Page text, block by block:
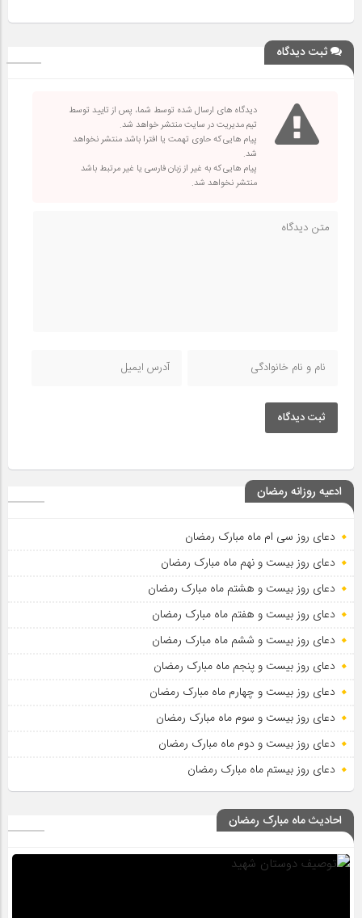
ثبت دیدگاه
دیدگاه های ارسال شده توسط شما، پس از تایید توسط
تیم مدیریت در سایت منتشر خواهد شد.
پیام هایی که حاوی تهمت یا افترا باشد منتشر نخواهد
شد.
پیام هایی که به غیر از زبان فارسی یا غیر مرتبط باشد
منتشر نخواهد شد.
ثبت دیدگاه
ادعیه روزانه رمضان
دعای روز سی ام ماه مبارک رمضان
دعای روز بیست و نهم ماه مبارک رمضان
دعای روز بیست و هشتم ماه مبارک رمضان
دعای روز بیست و هفتم ماه مبارک رمضان
دعای روز بیست و ششم ماه مبارک رمضان
دعای روز بیست و پنجم ماه مبارک رمضان
دعای روز بیست و چهارم ماه مبارک رمضان
دعای روز بیست و سوم ماه مبارک رمضان
دعای روز بیست و دوم ماه مبارک رمضان
دعای روز بیستم ماه مبارک رمضان
احادیث ماه مبارک رمضان